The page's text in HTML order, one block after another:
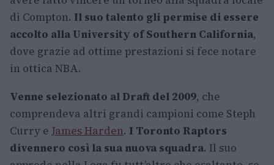
di Compton. Il suo talento gli permise di essere
accolto alla University of Southern California,
dove grazie ad ottime prestazioni si fece notare
in ottica NBA.
Venne selezionato al Draft del 2009, che
comprendeva altri grandi campioni come Steph
Curry e James Harden. I Toronto Raptors
divennero così la sua nuova squadra. Il suo